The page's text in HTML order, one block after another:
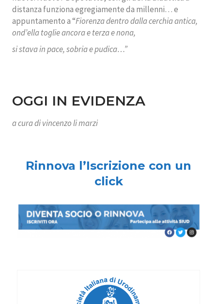
distanza funziona egregiamente da millenni… e
appuntamento a “Fiorenza dentro dalla cerchia antica,
ond’ella toglie ancora e terza e nona,
si stava in pace, sobria e pudica…”
OGGI IN EVIDENZA
a cura di vincenzo li marzi
Rinnova l’Iscrizione con un
click